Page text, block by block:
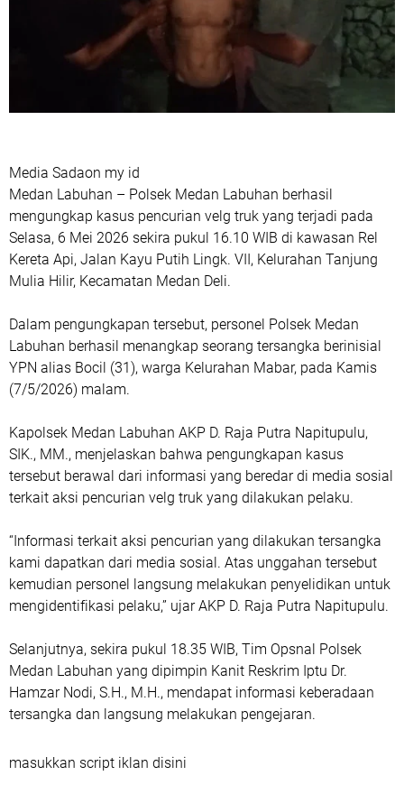
Media Sadaon my id
Medan Labuhan – Polsek Medan Labuhan berhasil
mengungkap kasus pencurian velg truk yang terjadi pada
Selasa, 6 Mei 2026 sekira pukul 16.10 WIB di kawasan Rel
Kereta Api, Jalan Kayu Putih Lingk. VII, Kelurahan Tanjung
Mulia Hilir, Kecamatan Medan Deli.
Dalam pengungkapan tersebut, personel Polsek Medan
Labuhan berhasil menangkap seorang tersangka berinisial
YPN alias Bocil (31), warga Kelurahan Mabar, pada Kamis
(7/5/2026) malam.
Kapolsek Medan Labuhan AKP D. Raja Putra Napitupulu,
SIK., MM., menjelaskan bahwa pengungkapan kasus
tersebut berawal dari informasi yang beredar di media sosial
terkait aksi pencurian velg truk yang dilakukan pelaku.
“Informasi terkait aksi pencurian yang dilakukan tersangka
kami dapatkan dari media sosial. Atas unggahan tersebut
kemudian personel langsung melakukan penyelidikan untuk
mengidentifikasi pelaku,” ujar AKP D. Raja Putra Napitupulu.
Selanjutnya, sekira pukul 18.35 WIB, Tim Opsnal Polsek
Medan Labuhan yang dipimpin Kanit Reskrim Iptu Dr.
Hamzar Nodi, S.H., M.H., mendapat informasi keberadaan
tersangka dan langsung melakukan pengejaran.
masukkan script iklan disini